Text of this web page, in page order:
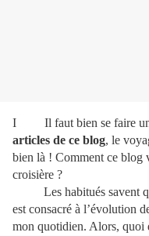
I Il faut bien se faire
articles de ce blog, le
bien là ! Comment ce blog
croisière ?
Les habitués savent
est consacré à l’évolution
mon quotidien. Alors, quoi